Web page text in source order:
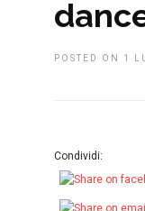
POSTED ON 1
Condividi: